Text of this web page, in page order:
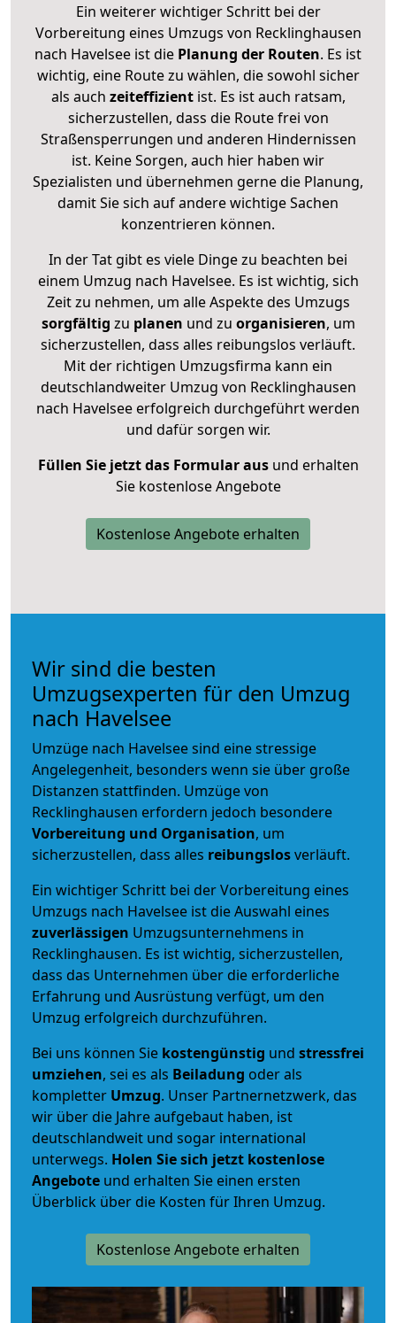
Ein weiterer wichtiger Schritt bei der
Vorbereitung eines Umzugs von Recklinghausen
nach Havelsee ist die Planung der Routen. Es ist
wichtig, eine Route zu wählen, die sowohl sicher
als auch zeiteffizientist. Es ist auch ratsam,
sicherzustellen, dass die Route frei von
Straßensperrungen und anderen Hindernissen
ist. Keine Sorgen, auch hier haben wir
Spezialisten und übernehmen gerne die Planung,
damit Sie sich auf andere wichtige Sachen
konzentrieren können.
In der Tat gibt es viele Dinge zu beachten bei
einem Umzug nach Havelsee. Es ist wichtig, sich
Zeit zu nehmen, um alle Aspekte des Umzugs
sorgfältig zu planen und zu organisieren, um
sicherzustellen, dass alles reibungslos verläuft.
Mit der richtigen Umzugsfirma kann ein
deutschlandweiter Umzug von Recklinghausen
nach Havelsee erfolgreich durchgeführt werden
und dafür sorgen wir.
Füllen Sie jetzt das Formular ausund erhalten
Sie kostenlose Angebote
Kostenlose Angebote erhalten
Wir sind die besten
Umzugsexperten für den Umzug
nach Havelsee
Umzüge nach Havelsee sind eine stressige
Angelegenheit, besonders wenn sie über große
Distanzen stattfinden. Umzüge von
Recklinghausen erfordern jedoch besondere
Vorbereitung und Organisation, um
sicherzustellen, dass alles reibungslosverläuft.
Ein wichtiger Schritt bei der Vorbereitung eines
Umzugs nach Havelsee ist die Auswahl eines
zuverlässigen Umzugsunternehmens in
Recklinghausen. Es ist wichtig, sicherzustellen,
dass das Unternehmen über die erforderliche
Erfahrung und Ausrüstung verfügt, um den
Umzug erfolgreich durchzuführen.
Bei uns können Sie kostengünstig und stressfrei
umziehen, sei es als Beiladung oder als
kompletter Umzug. Unser Partnernetzwerk, das
wir über die Jahre aufgebaut haben, ist
deutschlandweit und sogar international
unterwegs. Holen Sie sich jetzt kostenlose
Angebote und erhalten Sie einen ersten
Überblick über die Kosten für Ihren Umzug.
Kostenlose Angebote erhalten